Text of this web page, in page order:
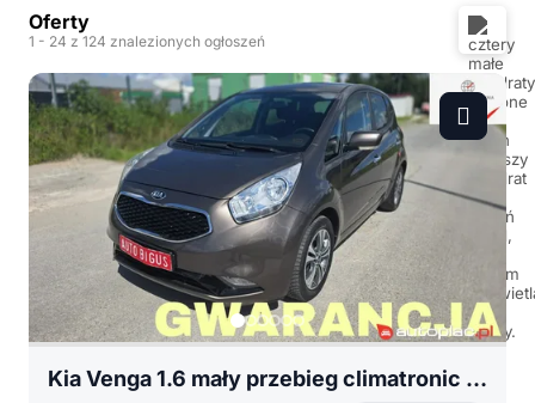
Oferty
1 - 24 z 124 znalezionych ogłoszeń
Kia Venga 1.6 mały przebieg climatronic automat